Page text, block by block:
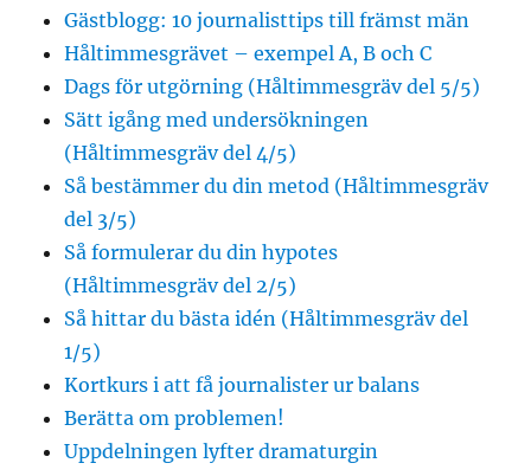
Gästblogg: 10 journalisttips till främst män
Håltimmesgrävet – exempel A, B och C
Dags för utgörning (Håltimmesgräv del 5/5)
Sätt igång med undersökningen
(Håltimmesgräv del 4/5)
Så bestämmer du din metod (Håltimmesgräv
del 3/5)
Så formulerar du din hypotes
(Håltimmesgräv del 2/5)
Så hittar du bästa idén (Håltimmesgräv del
1/5)
Kortkurs i att få journalister ur balans
Berätta om problemen!
Uppdelningen lyfter dramaturgin